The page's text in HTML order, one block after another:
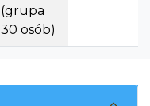
(grupa
30 osób)